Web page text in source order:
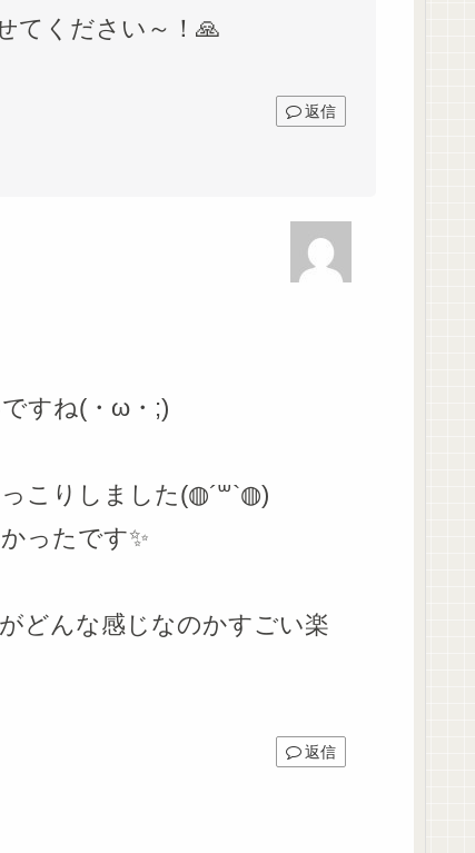
てください～！🙏
返信
すね(・ω・;)
こりしました(◍︎´꒳`◍︎)
ったです✨
どんな感じなのかすごい楽
返信